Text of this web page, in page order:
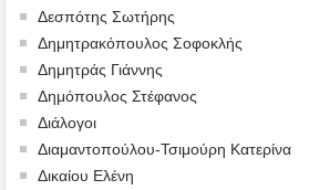
Δεσπότης Σωτήρης
Δημητρακόπουλος Σοφοκλής
Δημητράς Γιάννης
Δημόπουλος Στέφανος
Διάλογοι
Διαμαντοπούλου-Τσιμούρη Κατερίνα
Δικαίου Ελένη